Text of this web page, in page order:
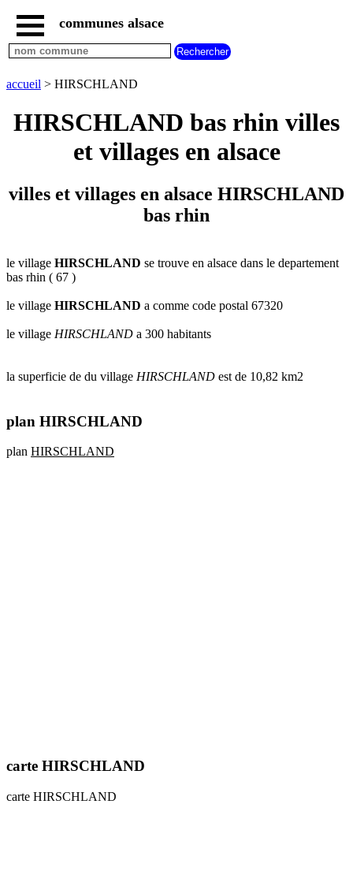
accueil
villes
rhin
commencant
B C D E F
G
L M
N
V
W X Y Z
par
A B C D
H
I J K L M
N
communes alsace
accueil > HIRSCHLAND
HIRSCHLAND bas rhin villes
et villages en alsace
villes et villages en alsace HIRSCHLAND
bas rhin
le village HIRSCHLAND se trouve en alsace dans le departement
bas rhin ( 67 )
le village HIRSCHLAND a comme code postal 67320
le village HIRSCHLAND a 300 habitants
la superficie de du village HIRSCHLAND est de 10,82 km2
plan HIRSCHLAND
plan HIRSCHLAND
carte HIRSCHLAND
carte HIRSCHLAND